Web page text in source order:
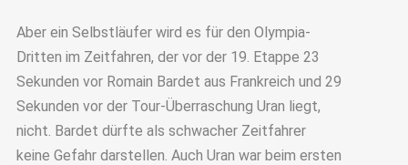
Aber ein Selbstläufer wird es für den Olympia-
Dritten im Zeitfahren, der vor der 19. Etappe 23
Sekunden vor Romain Bardet aus Frankreich und 29
Sekunden vor der Tour-Überraschung Uran liegt,
nicht. Bardet dürfte als schwacher Zeitfahrer
keine Gefahr darstellen. Auch Uran war beim ersten